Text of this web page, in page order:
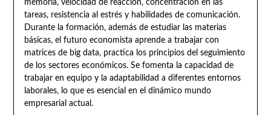
memoria, velocidad de reacción, concentración en las
tareas, resistencia al estrés y habilidades de comunicación.
Durante la formación, además de estudiar las materias
básicas, el futuro economista aprende a trabajar con
matrices de big data, practica los principios del seguimiento
de los sectores económicos. Se fomenta la capacidad de
trabajar en equipo y la adaptabilidad a diferentes entornos
laborales, lo que es esencial en el dinámico mundo
empresarial actual.